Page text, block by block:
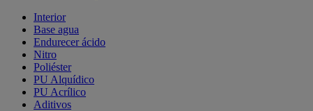
Interior
Base agua
Endurecer ácido
Nitro
Poliéster
PU Alquídico
PU Acrílico
Aditivos